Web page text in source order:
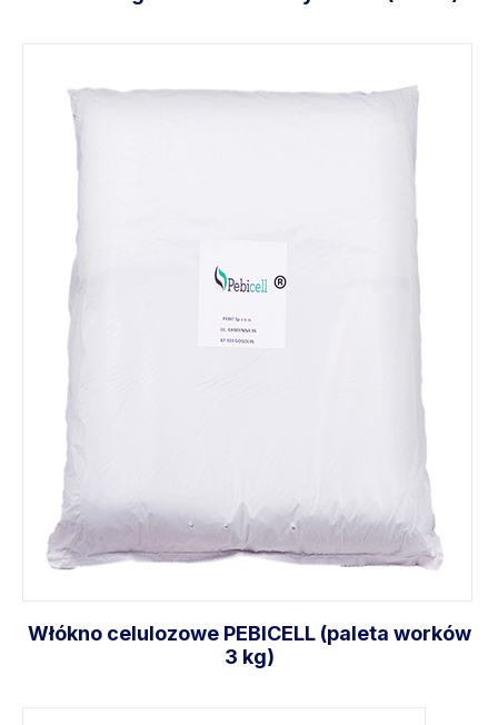
Dodaj do koszyka
Włókno celulozowe PEBICELL (paleta worków
3 kg)